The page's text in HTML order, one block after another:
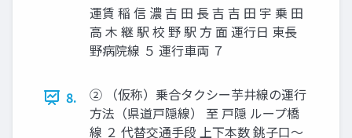
運賃 稲 信 濃 吉 田 ⾧ 吉 吉 田 宇 乗 田
高 木 継 駅 校 野 駅 方 面 運行日 東⾧
野病院線 ５ 運行車両 ７
8.
② （仮称）乗合タクシー芋井線の運行
方法（県道戸隠線） 至 戸隠 ループ橋
線 ２ 代替交通手段 上下本数 銚子口～